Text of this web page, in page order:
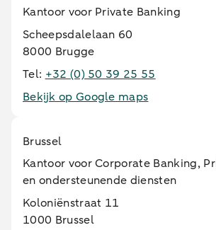
Kantoor voor Private Banking
Scheepsdalelaan 60
8000 Brugge
Tel: +32 (0) 50 39 25 55
Bekijk op Google maps
Brussel
Kantoor voor Corporate Banking,
en ondersteunende diensten
Koloniënstraat 11
1000 Brussel